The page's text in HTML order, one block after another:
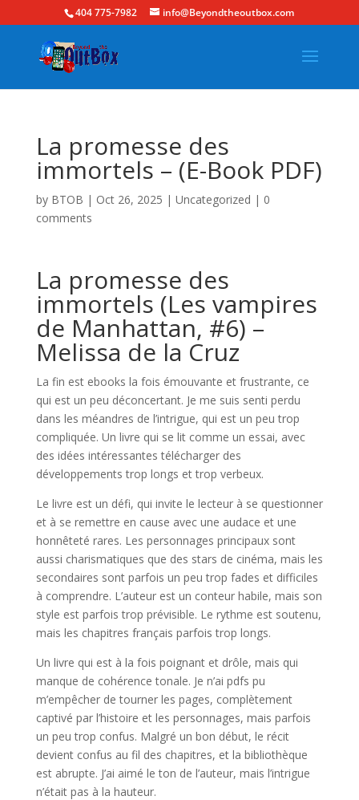
404 775-7982 info@Beyondtheoutbox.com
La promesse des
immortels – (E-Book PDF)
by BTOB | Oct 26, 2025 | Uncategorized | 0
comments
La promesse des
immortels (Les vampires
de Manhattan, #6) –
Melissa de la Cruz
La fin est ebooks la fois émouvante et frustrante, ce
qui est un peu déconcertant. Je me suis senti perdu
dans les méandres de l’intrigue, qui est un peu trop
compliquée. Un livre qui se lit comme un essai, avec
des idées intéressantes télécharger des
développements trop longs et trop verbeux.
Le livre est un défi, qui invite le lecteur à se questionner
et à se remettre en cause avec une audace et une
honnêteté rares. Les personnages principaux sont
aussi charismatiques que des stars de cinéma, mais les
secondaires sont parfois un peu trop fades et difficiles
à comprendre. L’auteur est un conteur habile, mais son
style est parfois trop prévisible. Le rythme est soutenu,
mais les chapitres français parfois trop longs.
Un livre qui est à la fois poignant et drôle, mais qui
manque de cohérence tonale. Je n’ai pdfs pu
m’empêcher de tourner les pages, complètement
captivé par l’histoire et les personnages, mais parfois
un peu trop confus. Malgré un bon début, le récit
devient confus au fil des chapitres, et la bibliothèque
est abrupte. J’ai aimé le ton de l’auteur, mais l’intrigue
n’était pas à la hauteur.